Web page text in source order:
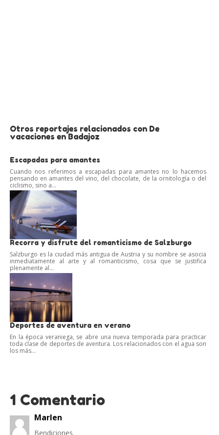
Otros reportajes relacionados con De
vacaciones en Badajoz
Escapadas para amantes
Cuando nos referimos a escapadas para amantes no lo hacemos
pensando en amantes del vino, del chocolate, de la ornitología o del
ciclismo, sino a...
Recorra y disfrute del romanticismo de Salzburgo
Salzburgo es la ciudad más antigua de Austria y su nombre se asocia
inmediatamente al arte y al romanticismo, cosa que se justifica
plenamente al...
Deportes de aventura en verano
En la época veraniega, se abre una nueva temporada para practicar
toda clase de deportes de aventura. Los relacionados con el agua son
los más...
1 Comentario
Marlen
Bendiciones.